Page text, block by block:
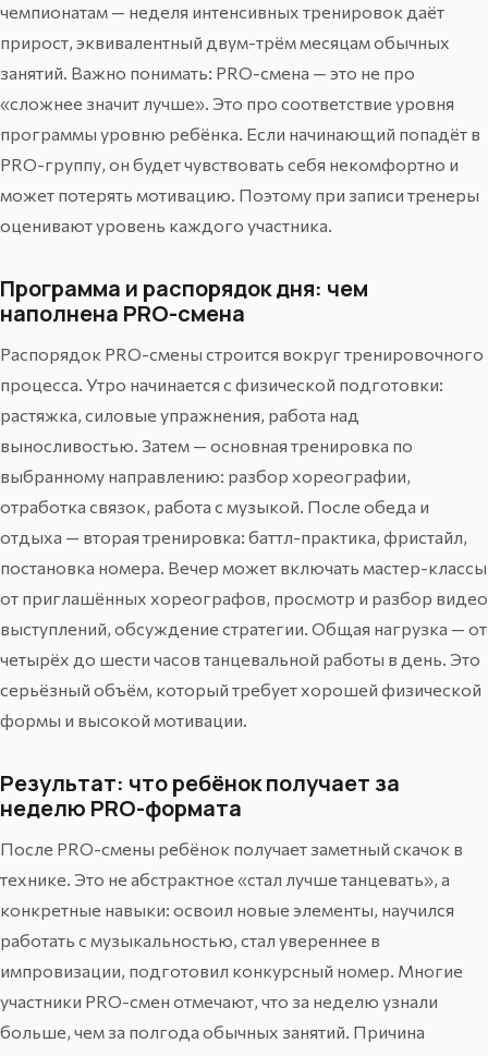
чемпионатам — неделя интенсивных тренировок даёт
прирост, эквивалентный двум-трём месяцам обычных
занятий. Важно понимать: PRO-смена — это не про
«сложнее значит лучше». Это про соответствие уровня
программы уровню ребёнка. Если начинающий попадёт в
PRO-группу, он будет чувствовать себя некомфортно и
может потерять мотивацию. Поэтому при записи тренеры
оценивают уровень каждого участника.
Программа и распорядок дня: чем
наполнена PRO-смена
Распорядок PRO-смены строится вокруг тренировочного
процесса. Утро начинается с физической подготовки:
растяжка, силовые упражнения, работа над
выносливостью. Затем — основная тренировка по
выбранному направлению: разбор хореографии,
отработка связок, работа с музыкой. После обеда и
отдыха — вторая тренировка: баттл-практика, фристайл,
постановка номера. Вечер может включать мастер-классы
от приглашённых хореографов, просмотр и разбор видео
выступлений, обсуждение стратегии. Общая нагрузка — от
четырёх до шести часов танцевальной работы в день. Это
серьёзный объём, который требует хорошей физической
формы и высокой мотивации.
Результат: что ребёнок получает за
неделю PRO-формата
После PRO-смены ребёнок получает заметный скачок в
технике. Это не абстрактное «стал лучше танцевать», а
конкретные навыки: освоил новые элементы, научился
работать с музыкальностью, стал увереннее в
импровизации, подготовил конкурсный номер. Многие
участники PRO-смен отмечают, что за неделю узнали
больше, чем за полгода обычных занятий. Причина